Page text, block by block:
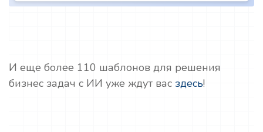
И еще более 110 шаблонов для решения
бизнес задач с ИИ уже ждут вас здесь!